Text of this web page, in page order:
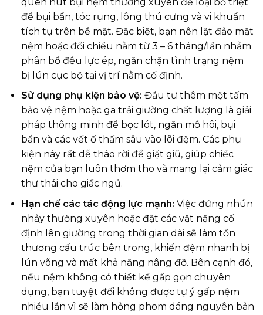
để bụi bẩn, tóc rụng, lông thú cưng và vi khuẩn
tích tụ trên bề mặt. Đặc biệt, bạn nên lật đảo mặt
nệm hoặc đổi chiều nằm từ 3 – 6 tháng/lần nhằm
phân bổ đều lực ép, ngăn chặn tình trạng nệm
bị lún cục bộ tại vị trí nằm cố định.
Sử dụng phụ kiện bảo vệ: Đầu tư thêm một tấm
bảo vệ nệm hoặc ga trải giường chất lượng là giải
pháp thông minh để bọc lót, ngăn mồ hôi, bụi
bẩn và các vết ố thấm sâu vào lõi đệm. Các phụ
kiện này rất dễ tháo rời để giặt giũ, giúp chiếc
nệm của bạn luôn thơm tho và mang lại cảm giác
thư thái cho giấc ngủ.
Hạn chế các tác động lực mạnh: Việc đứng nhún
nhảy thường xuyên hoặc đặt các vật nặng cố
định lên giường trong thời gian dài sẽ làm tổn
thương cấu trúc bên trong, khiến đệm nhanh bị
lún võng và mất khả năng nâng đỡ. Bên cạnh đó,
nếu nệm không có thiết kế gấp gọn chuyên
dụng, bạn tuyệt đối không được tự ý gấp nệm
nhiều lần vì sẽ làm hỏng phom dáng nguyên bản